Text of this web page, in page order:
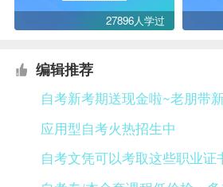
27896人学过
编辑推荐
自考新考期送现金啦~老朋带
应用型自考火热招生中
自考文凭可以考取这些职业证